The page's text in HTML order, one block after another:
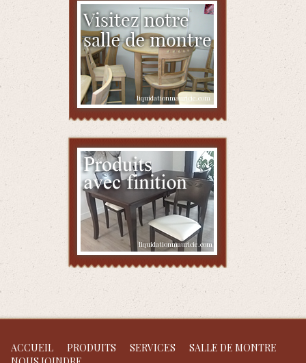
ACCUEIL PRODUITS SERVICES
SALLE DE MONTRE